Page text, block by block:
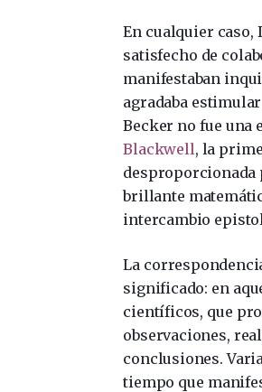
En cualquier caso,
satisfecho de
manifestaban
agradaba
Becker no fue una
Blackwell, la
desproporcionada
brillante
intercambio
La
significado: en
científicos, que
observaciones,
conclusiones.
tiempo que